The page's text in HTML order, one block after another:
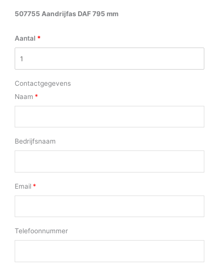
507755 Aandrijfas DAF 795 mm
Aantal
Contactgegevens
Naam
Bedrijfsnaam
Email
Telefoonnummer